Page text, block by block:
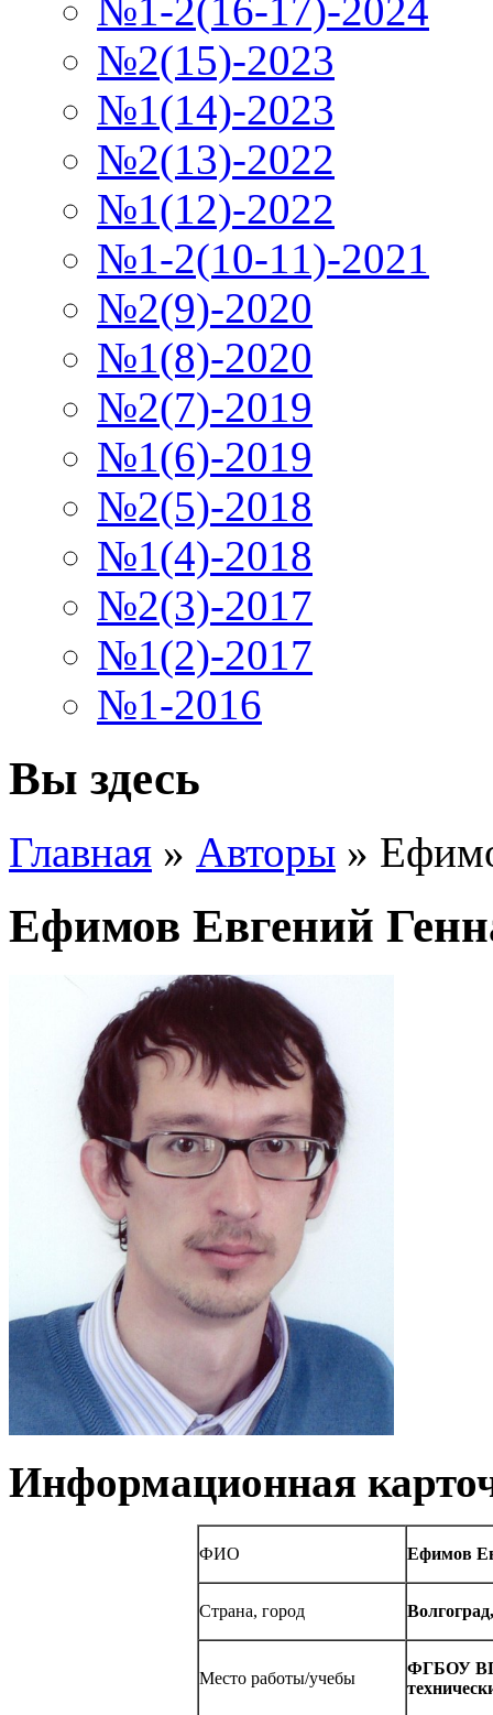
№1-2(16-17)-2024
№2(15)-2023
№1(14)-2023
№2(13)-2022
№1(12)-2022
№1-2(10-11)-2021
№2(9)-2020
№1(8)-2020
№2(7)-2019
№1(6)-2019
№2(5)-2018
№1(4)-2018
№2(3)-2017
№1(2)-2017
№1-2016
Вы здесь
Главная » Авторы »
Ефимов Евгений
Информационная
ФИО Ефимов
Страна, город
Место работы/учебы
ФГБОУ